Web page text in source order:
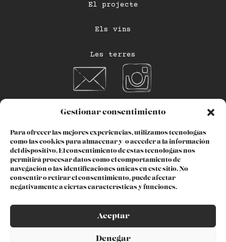
Gestionar consentimiento
Para ofrecer las mejores experiencias, utilizamos tecnologías
como las cookies para almacenar y/o acceder a la información
del dispositivo. El consentimiento de estas tecnologías nos
permitirá procesar datos como el comportamiento de
navegación o las identificaciones únicas en este sitio. No
consentir o retirar el consentimiento, puede afectar
negativamente a ciertas características y funciones.
Aceptar
Denegar
El projecte
Els vins
Les terres
Política de cookies
Avís legal